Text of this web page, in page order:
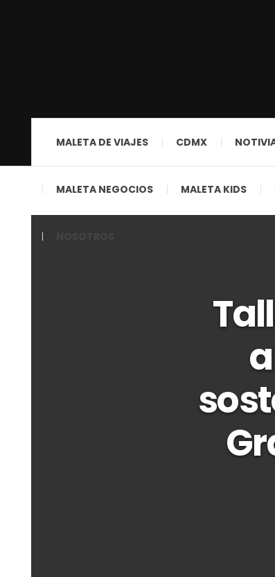
MALETA DE VIAJES CDMX
MALETA NEGOCIOS MALETA KIDS